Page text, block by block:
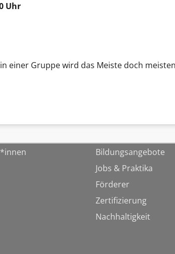
Uhr
einer Gruppe wird das Meiste doch
Bildungsangebote
Jobs & Praktika
Förderer
Zertifizierung
Nachhaltigkeit